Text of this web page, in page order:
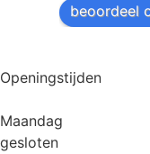
beoordeel
Openingstijden
Maandag
gesloten